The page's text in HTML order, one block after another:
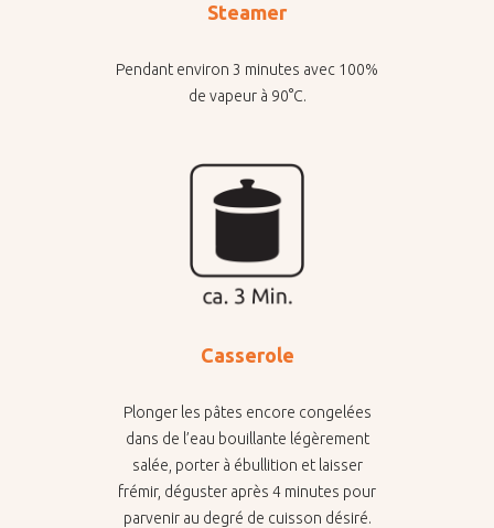
Steamer
Pendant environ 3 minutes avec 100%
de vapeur à 90°C.
Casserole
Plonger les pâtes encore congelées
dans de l’eau bouillante légèrement
salée, porter à ébullition et laisser
frémir, déguster après 4 minutes pour
parvenir au degré de cuisson désiré.